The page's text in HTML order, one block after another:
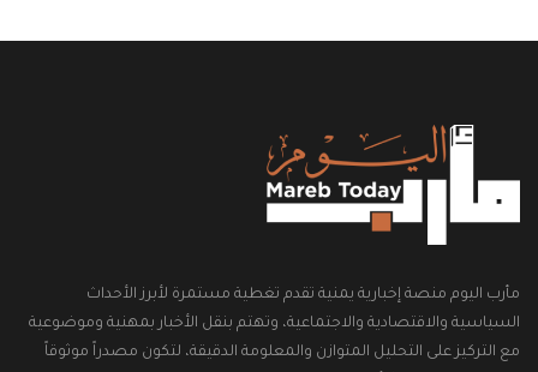
مأرب اليوم منصة إخبارية يمنية تقدم تغطية مستمرة لأبرز الأحداث
السياسية والاقتصادية والاجتماعية، وتهتم بنقل الأخبار بمهنية وموضوعية
مع التركيز على التحليل المتوازن والمعلومة الدقيقة، لتكون مصدراً موثوقاً